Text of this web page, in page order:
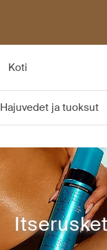
Koti
Hajuvedet ja tuoksut